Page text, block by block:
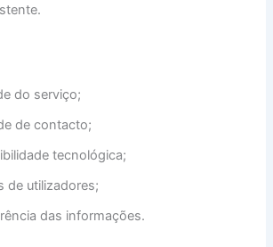
do serviço;
de contacto;
tecnológica;
de utilizadores;
das informações.